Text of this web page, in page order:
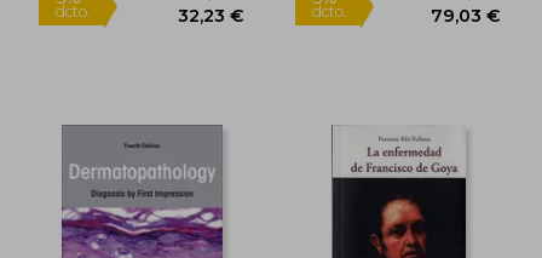
dcto. 18,00 € dcto.